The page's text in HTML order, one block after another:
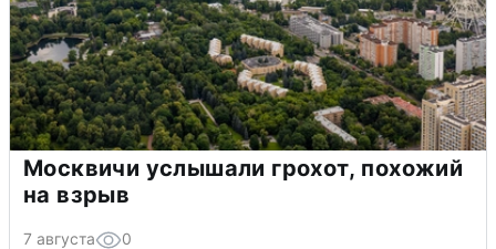
Москвичи услышали грохот, похожий
на взрыв
7 августа 0